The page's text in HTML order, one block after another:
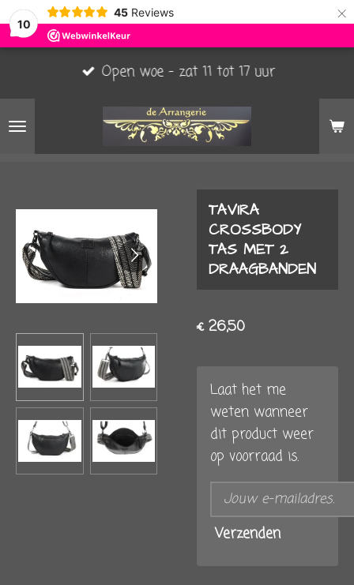
10
45 Reviews ×
Open woe - zat 11 tot 17 uur
TAVIRA
CROSSBODY
TAS MET 2
DRAAGBANDEN
€ 26,50
Laat het me
weten wanneer
dit product weer
op voorraad is.
Verzenden